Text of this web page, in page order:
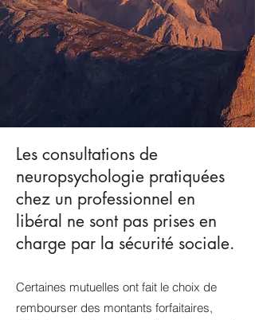
Les consultations de
neuropsychologie pratiquées
chez un professionnel en
libéral ne sont pas prises en
charge par la sécurité sociale.
Certaines mutuelles ont fait le choix de
rembourser des montants forfaitaires,